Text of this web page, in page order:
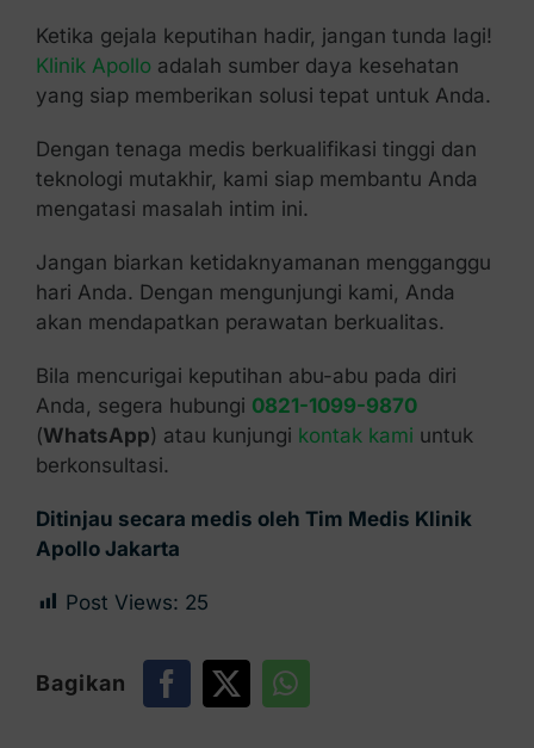
Ketika gejala keputihan hadir, jangan tunda lagi!
Klinik Apollo adalah sumber daya kesehatan
yang siap memberikan solusi tepat untuk Anda.
Dengan tenaga medis berkualifikasi tinggi dan
teknologi mutakhir, kami siap membantu Anda
mengatasi masalah intim ini.
Jangan biarkan ketidaknyamanan mengganggu
hari Anda. Dengan mengunjungi kami, Anda
akan mendapatkan perawatan berkualitas.
Bila mencurigai keputihan abu-abu pada diri
Anda, segera hubungi 0821-1099-9870
(WhatsApp) atau kunjungi kontak kami untuk
berkonsultasi.
Ditinjau secara medis oleh Tim Medis Klinik
Apollo Jakarta
Post Views: 25
Bagikan